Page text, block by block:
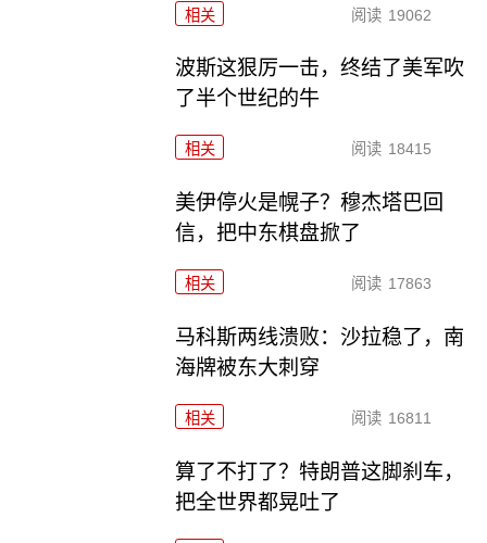
相关 阅读 19062
波斯这狠厉一击，终结了美军吹
了半个世纪的牛
相关 阅读 18415
美伊停火是幌子？穆杰塔巴回
信，把中东棋盘掀了
相关 阅读 17863
马科斯两线溃败：沙拉稳了，南
海牌被东大刺穿
相关 阅读 16811
算了不打了？特朗普这脚刹车，
把全世界都晃吐了